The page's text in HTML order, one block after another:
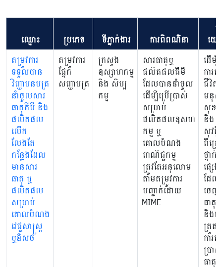
ឈ្មោះ ប្រភេទ ទីភ្នាក់ងារ ការពិពណ៌នា
ម
យោ
តម្រូវការ
ទទួលបាន
វិញ្ញាបនបត្រ
នាំចូលសារ
ធាតុគីមី និង
ផលិតផល
លើក
លែងតែ
កន្លែងដែល
មានសារ
ធាតុ ឬ
ផលិតផល
សម្រាប់
គោលបំណង
វេជ្ជសាស្រ្ត
ឬឱសថ
តម្រូវការ
ផ្នែក
សញ្ញាបត្រ
ក្រសួង
ឧស្សាហកម្ម
និង សិប្ប
កម្ម
សារធាតុឬ
ផលិតផលគីមី
ដែលបាននាំចូល
ដើម្បីប្រើប្រាស់
សម្រាប់
ផលិតផលឧសហ
កម្ម ឬ
គោលបំណង
ពាណិជ្ជកម្ម
ត្រូវតែអនុលោម
តាមតម្រូវការ
បញ្ជាក់ដោយ
MIME
ដើម្បី
ការពា
ជីវិត
មនុស្
សុខភ
និង
សុវត្ថិ
ពីគ្រ
ថ្នាក់
ផ្សេង
ដែល
ចេញ
ធាតុ
និងដ
ត្រួត
ការប្
ប្រា
ធាតុ